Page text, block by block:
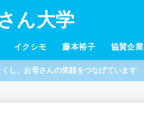
ん大学
イクシモ 藤本裕子 協賛企業
し、お母さんの笑顔をつなげています